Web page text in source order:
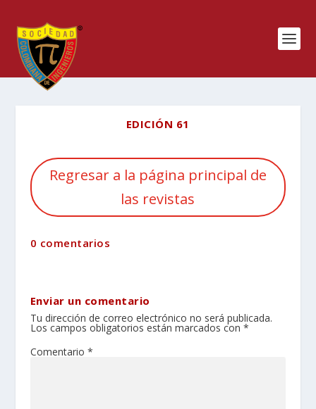
EDICIÓN 61
Regresar a la página principal de
las revistas
0 comentarios
Enviar un comentario
Tu dirección de correo electrónico no será publicada.
Los campos obligatorios están marcados con *
Comentario *